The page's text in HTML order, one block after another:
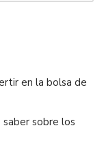
en la bolsa de
saber sobre los